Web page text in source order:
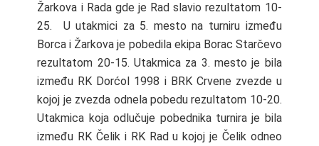
Žarkova i Rada gde je Rad slavio rezultatom 10-
25. U utakmici za 5. mesto na turniru između
Borca i Žarkova je pobedila ekipa Borac Starčevo
rezultatom 20-15. Utakmica za 3. mesto je bila
između RK Dorćol 1998 i BRK Crvene zvezde u
kojoj je zvezda odnela pobedu rezultatom 10-20.
Utakmica koja odlučuje pobednika turnira je bila
između RK Čelik i RK Rad u kojoj je Čelik odneo